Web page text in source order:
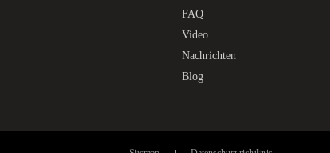
FAQ
Video
Nachrichten
Blog